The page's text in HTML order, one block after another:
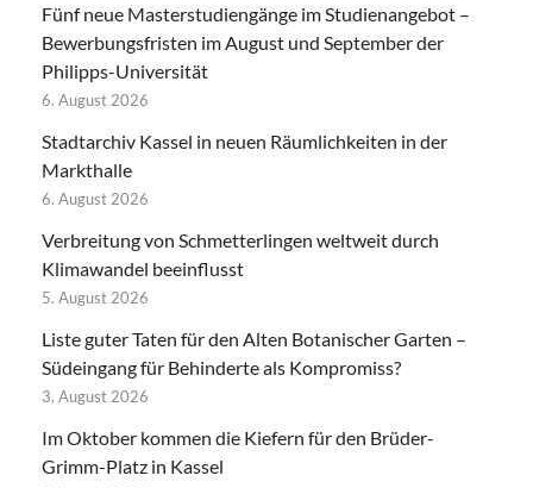
Fünf neue Masterstudiengänge im Studienangebot –
Bewerbungsfristen im August und September der
Philipps-Universität
6. August 2026
Stadtarchiv Kassel in neuen Räumlichkeiten in der
Markthalle
6. August 2026
Verbreitung von Schmetterlingen weltweit durch
Klimawandel beeinflusst
5. August 2026
Liste guter Taten für den Alten Botanischer Garten –
Südeingang für Behinderte als Kompromiss?
3. August 2026
Im Oktober kommen die Kiefern für den Brüder-
Grimm-Platz in Kassel